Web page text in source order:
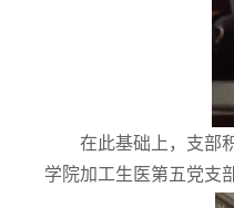
在此基础上，支部
学院加工生医第五党支